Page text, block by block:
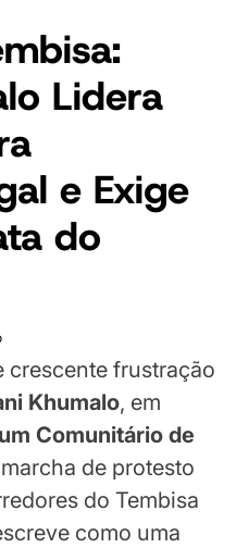
Lidera
e Exige
do
crescente frustração
Khumalo, em
Comunitário de
de protesto
do Tembisa
como uma